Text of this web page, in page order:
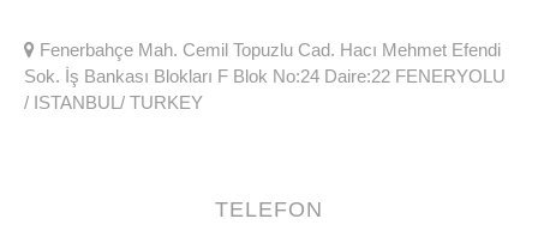
Fenerbahçe Mah. Cemil Topuzlu Cad. Hacı Mehmet Efendi
Sok. İş Bankası Blokları F Blok No:24 Daire:22 FENERYOLU
/ ISTANBUL/ TURKEY
TELEFON